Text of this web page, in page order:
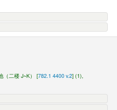
（二楼 J~K） [782.1 4400 v.2] (1),